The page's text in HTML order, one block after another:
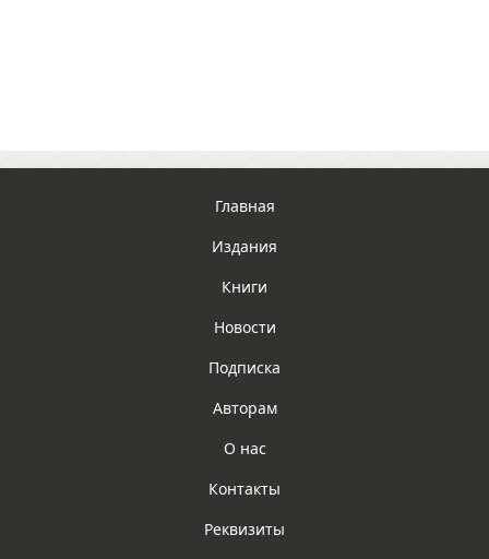
Главная
Издания
Книги
Новости
Подписка
Авторам
О нас
Контакты
Реквизиты